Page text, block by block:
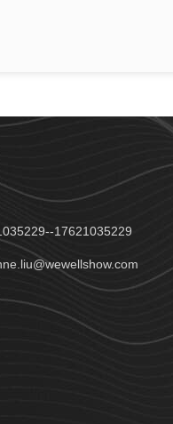
17621035229